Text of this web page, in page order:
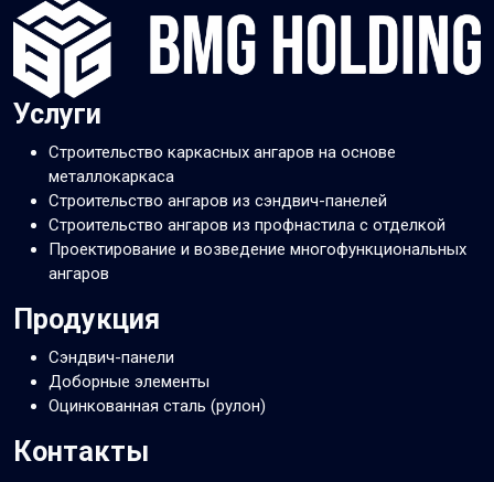
Услуги
Строительство каркасных ангаров на основе
металлокаркаса
Строительство ангаров из сэндвич-панелей
Строительство ангаров из профнастила с отделкой
Проектирование и возведение многофункциональных
ангаров
Продукция
Сэндвич-панели
Доборные элементы
Оцинкованная сталь (рулон)
Контакты